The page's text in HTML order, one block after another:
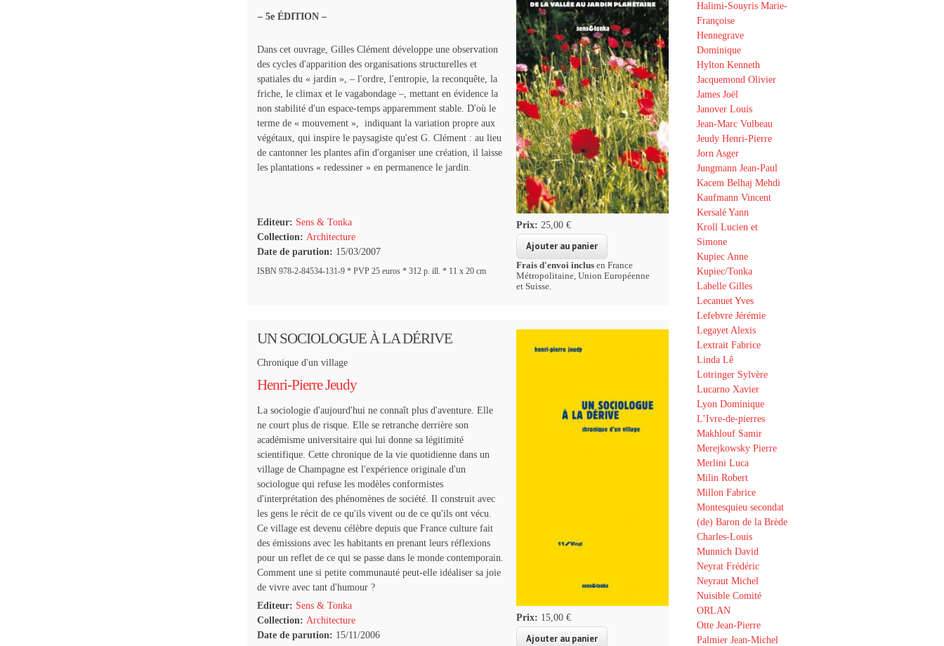
– 5e ÉDITION –
Dans cet ouvrage, Gilles Clément développe une observation
des cycles d'apparition des organisations structurelles et
spatiales du « jardin », – l'ordre, l'entropie, la reconquête, la
friche, le climax et le vagabondage –, mettant en évidence la
non stabilité d'un espace-temps apparemment stable. D'où le
terme de « mouvement »,
indiquant la variation propre aux
végétaux, qui inspire le paysagiste qu'est G. Clément : au lieu
de cantonner les plantes afin d'organiser une création, il laisse
les plantations « redessiner » en permanence le jardin.
Editeur: Sens & Tonka
Collection: Architecture
Date de parution: 15/03/2007
ISBN 978-2-84534-131-9 * PVP 25 euros * 312 p. ill. * 11 x 20 cm
Prix:25,00 €
Frais d'envoi inclus en France
Métropolitaine, Union Européenne
et Suisse.
UN SOCIOLOGUE À LA DÉRIVE
Chronique d'un village
Henri-Pierre Jeudy
La sociologie d'aujourd'hui ne connaît plus d'aventure. Elle
ne court plus de risque. Elle se retranche derrière son
académisme universitaire qui lui donne sa légitimité
scientifique. Cette chronique de la vie quotidienne dans un
village de Champagne est l'expérience originale d'un
sociologue qui refuse les modèles conformistes
d'interprétation des phénomènes de société. Il construit avec
les gens le récit de ce qu'ils vivent ou de ce qu'ils ont vécu.
Ce village est devenu célèbre depuis que France culture fait
des émissions avec les habitants en prenant leurs réflexions
pour un reflet de ce qui se passe dans le monde contemporain.
Comment une si petite communauté peut-elle idéaliser sa joie
de vivre avec tant d'humour ?
Editeur: Sens & Tonka
Collection: Architecture
Date de parution: 15/11/2006
Prix: 15,00 €
Halimi-Souyris Marie-
Françoise
Hennegrave
Dominique
Hylton Kenneth
Jacquemond Olivier
James Joël
Janover Louis
Jean-Marc Vulbeau
Jeudy Henri-Pierre
Jorn Asger
Jungmann Jean-Paul
Kacem Belhaj Mehdi
Kaufmann Vincent
Kersalé Yann
Kroll Lucien et
Simone
Kupiec Anne
Kupiec/Tonka
Labelle Gilles
Lecanuet Yves
Lefebvre Jérémie
Legayet Alexis
Lextrait Fabrice
Linda Lê
Lotringer Sylvère
Lucarno Xavier
Lyon Dominique
L’Ivre-de-pierres
Makhlouf Samir
Merejkowsky Pierre
Merlini Luca
Milin Robert
Millon Fabrice
Montesquieu secondat
(de) Baron de la Brède
Charles-Louis
Munnich David
Neyrat Frédéric
Neyraut Michel
Nuisible Comité
ORLAN
Otte Jean-Pierre
Palmier Jean-Michel